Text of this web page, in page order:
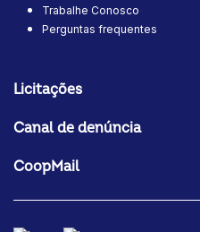
Trabalhe Conosco
Perguntas frequentes
Licitações
Canal de denúncia
CoopMail